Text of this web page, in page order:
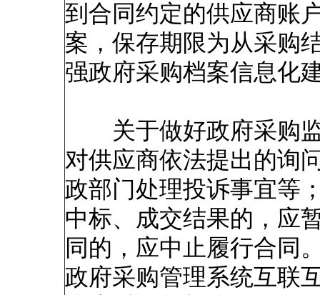
到合同约定的供应商账
案，保存期限为从采购
强政府采购档案信息化
关于做好政府采购监
对供应商依法提出的询
政部门处理投诉事宜等
中标、成交结果的，应
同的，应中止履行合同
政府采购管理系统互联